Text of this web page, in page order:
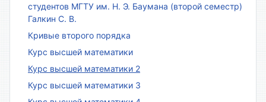
студентов МГТУ им. Н. Э. Баумана (второй семестр)
Галкин С. В.
Кривые второго порядка
Курс высшей математики
Курс высшей математики 2
Курс высшей математики 3